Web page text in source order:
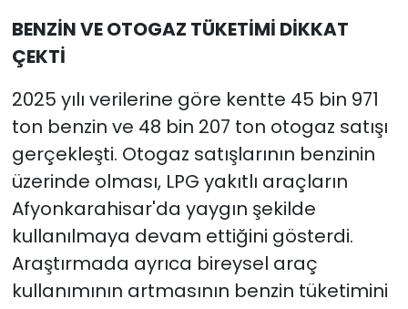
BENZİN VE OTOGAZ TÜKETİMİ DİKKAT
ÇEKTİ
2025 yılı verilerine göre kentte 45 bin 971
ton benzin ve 48 bin 207 ton otogaz satışı
gerçekleşti. Otogaz satışlarının benzinin
üzerinde olması, LPG yakıtlı araçların
Afyonkarahisar'da yaygın şekilde
kullanılmaya devam ettiğini gösterdi.
Araştırmada ayrıca bireysel araç
kullanımının artmasının benzin tüketimini